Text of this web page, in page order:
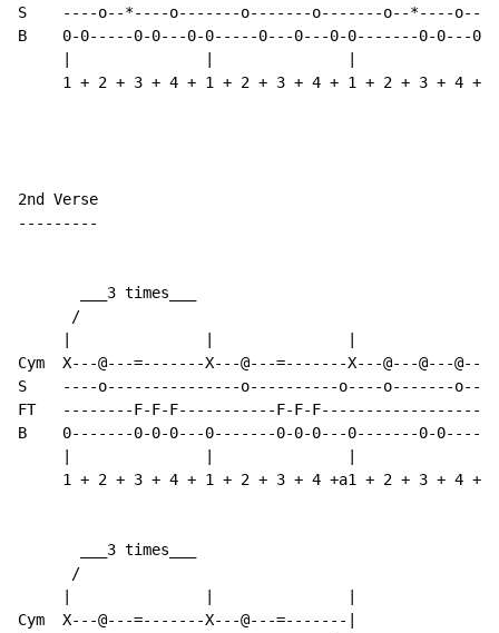
S    ----o--*----o-------o-------o-------o--*----
B    0-0-----0-0---0-0-----0---0---0-0-------0-0---
1 + 2 + 3 + 4 + 1 + 2 + 3 + 4 + 1 + 2 + 3 + 4 +
2nd Verse
---------
___3 times___
      /                                              /
Cym  X---@---=-------X---@---=-------X---@---@---
S    ----o---------------o----------o----o-------
FT   --------F-F-F-----------F-F-
B    0-------0-0-0---0-------0-0-0---0-------0-0-----
1 + 2 + 3 + 4 + 1 + 2 + 3 + 4 +a1 + 2 + 3 + 4 +
       ___3 times___
      /
Cym  X---@---=-------X---@---=-------|